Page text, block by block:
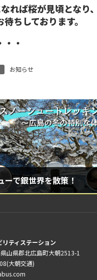
れば桜が見頃となり
ちしております。
・
お知らせ
ーで銀世界を散策！
ティステーション
山県郡北広島町大朝2513-1
大朝交通)